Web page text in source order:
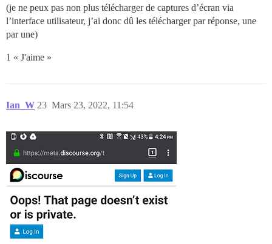
(je ne peux pas non plus télécharger de captures d’écran via
l’interface utilisateur, j’ai donc dû les télécharger par réponse, une
par une)
1 « J'aime »
Ian_W Mars 23, 2022, 11:54
23